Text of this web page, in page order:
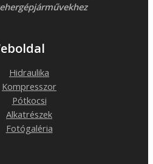
Hidraulika
Kompresszor
Pótkocsi
Alkatrészek
Fotógaléria